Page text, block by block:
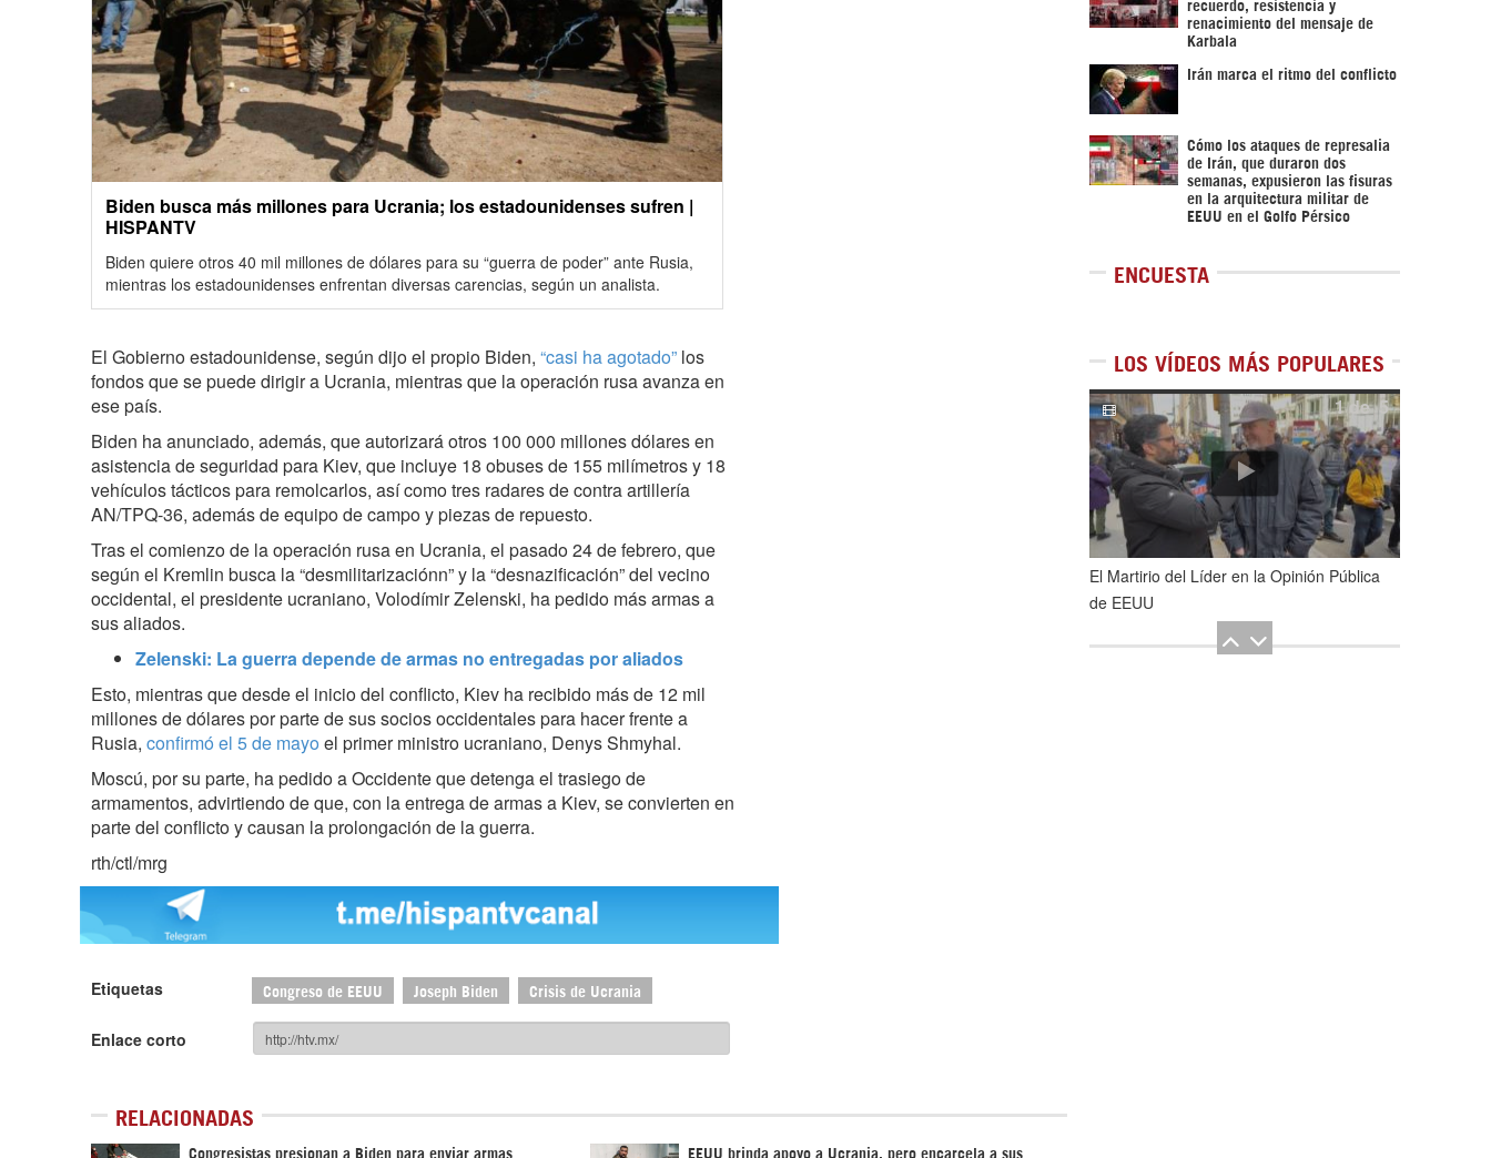
Biden busca más millones para Ucrania; los estadounidenses sufren |
HISPANTV
Biden quiere otros 40 mil millones de dólares para su “guerra de poder” ante Rusia,
mientras los estadounidenses enfrentan diversas carencias, según un analista.
El Gobierno estadounidense, según dijo el propio Biden, “casi ha agotado” los
fondos que se puede dirigir a Ucrania, mientras que la operación rusa avanza en
ese país.
Biden ha anunciado, además, que autorizará otros 100 000 millones dólares en
asistencia de seguridad para Kiev, que incluye 18 obuses de 155 milímetros y 18
vehículos tácticos para remolcarlos, así como tres radares de contra artillería
AN/TPQ-36, además de equipo de campo y piezas de repuesto.
Tras el comienzo de la operación rusa en Ucrania, el pasado 24 de febrero, que
según el Kremlin busca la “desmilitarizaciónn” y la “desnazificación” del vecino
occidental, el presidente ucraniano, Volodímir Zelenski, ha pedido más armas a
sus aliados.
Zelenski: La guerra depende de armas no entregadas por aliados
Esto, mientras que desde el inicio del conflicto, Kiev ha recibido más de 12 mil
millones de dólares por parte de sus socios occidentales para hacer frente a
Rusia, confirmó el 5 de mayo el primer ministro ucraniano, Denys Shmyhal.
Moscú, por su parte, ha pedido a Occidente que detenga el trasiego de
armamentos, advirtiendo de que, con la entrega de armas a Kiev, se convierten en
parte del conflicto y causan la prolongación de la guerra.
rth/ctl/mrg
Etiquetas Congreso de EEUU Joseph Biden Crisis de Ucrania
Enlace corto
RELACIONADAS
Congresistas presionan a Biden para enviar armas EEUU brinda apoyo a Ucrania, pero encarcela a sus
recuerdo, resistencia y
renacimiento del mensaje de
Karbala
Irán marca el ritmo del conflicto
Cómo los ataques de represalia
de Irán, que duraron dos
semanas, expusieron las fisuras
en la arquitectura militar de
EEUU en el Golfo Pérsico
ENCUESTA
LOS VÍDEOS MÁS POPULARES
1de5
El Martirio del Líder en la Opinión Pública
de EEUU